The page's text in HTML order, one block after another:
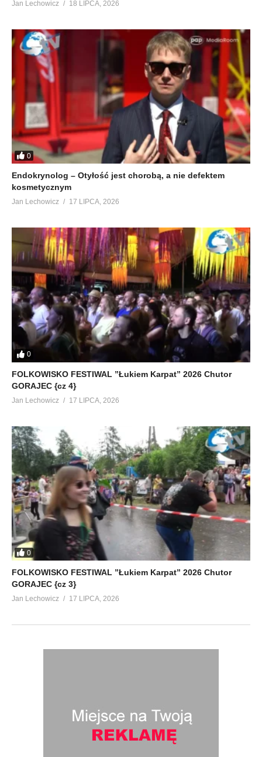
Jan Lechowicz 18 LIPCA, 2026
0
Endokrynolog – Otyłość jest chorobą, a nie defektem
kosmetycznym
Jan Lechowicz 17 LIPCA, 2026
0
FOLKOWISKO FESTIWAL ”Łukiem Karpat” 2026 Chutor
GORAJEC {cz 4}
Jan Lechowicz 17 LIPCA, 2026
0
FOLKOWISKO FESTIWAL ”Łukiem Karpat” 2026 Chutor
GORAJEC {cz 3}
Jan Lechowicz 17 LIPCA, 2026